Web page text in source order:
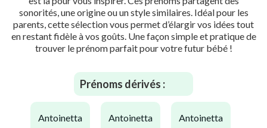
sonorités, une origine ou un style similaires. Idéal pour les
parents, cette sélection vous permet d’élargir vos idées tout
en restant fidèle à vos goûts. Une façon simple et pratique de
trouver le prénom parfait pour votre futur bébé !
Prénoms dérivés :
antoinetta antoinetta antoinetta